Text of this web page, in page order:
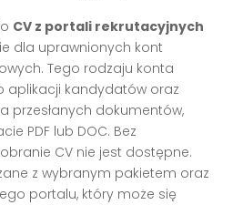
CV z portali rekrutacyjnych
dla uprawnionych kont
Tego rodzaju konta
aplikacji kandydatów oraz
przesłanych dokumentów,
PDF lub DOC. Bez
CV nie jest dostępne.
z wybranym pakietem oraz
portalu, który może się